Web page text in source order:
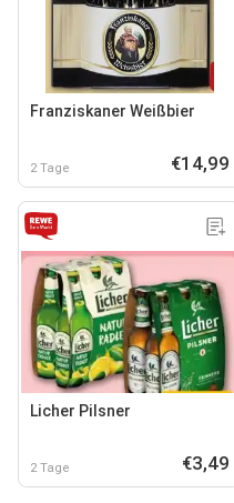
Franziskaner Weißbier
2 Tage €14,99
Licher Pilsner
2 Tage €3,49